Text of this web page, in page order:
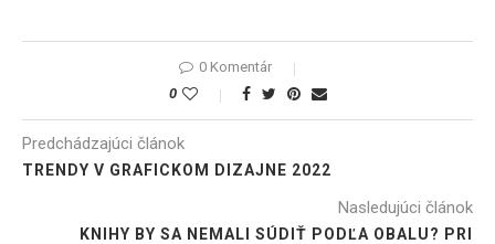
0 Komentár
0
Predchádzajúci článok
TRENDY V GRAFICKOM DIZAJNE 2022
Nasledujúci článok
KNIHY BY SA NEMALI SÚDIŤ PODĽA OBALU? PRI